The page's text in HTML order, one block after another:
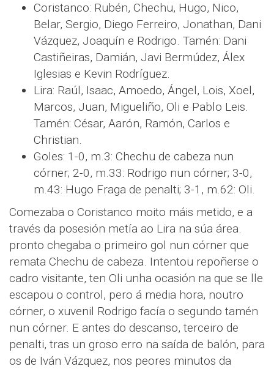
Coristanco: Rubén, Chechu, Hugo, Nico,
Belar, Sergio, Diego Ferreiro, Jonathan, Dani
Vázquez, Joaquín e Rodrigo. Tamén: Dani
Castiñeiras, Damián, Javi Bermúdez, Álex
Iglesias e Kevin Rodríguez.
Lira: Raúl, Isaac, Amoedo, Ángel, Lois, Xoel,
Marcos, Juan, Migueliño, Oli e Pablo Leis.
Tamén: César, Aarón, Ramón, Carlos e
Christian.
Goles: 1-0, m.3: Chechu de cabeza nun
córner; 2-0, m.33: Rodrigo nun córner; 3-0,
m.43: Hugo Fraga de penalti; 3-1, m.62: Oli.
Comezaba o Coristanco moito máis metido, e a
través da posesión metía ao Lira na súa área.
pronto chegaba o primeiro gol nun córner que
remata Chechu de cabeza. Intentou repoñerse o
cadro visitante, ten Oli unha ocasión na que se lle
escapou o control, pero á media hora, noutro
córner, o xuvenil Rodrigo facía o segundo tamén
nun córner. E antes do descanso, terceiro de
penalti, tras un groso erro na saída de balón, para
os de Iván Vázquez, nos peores minutos da